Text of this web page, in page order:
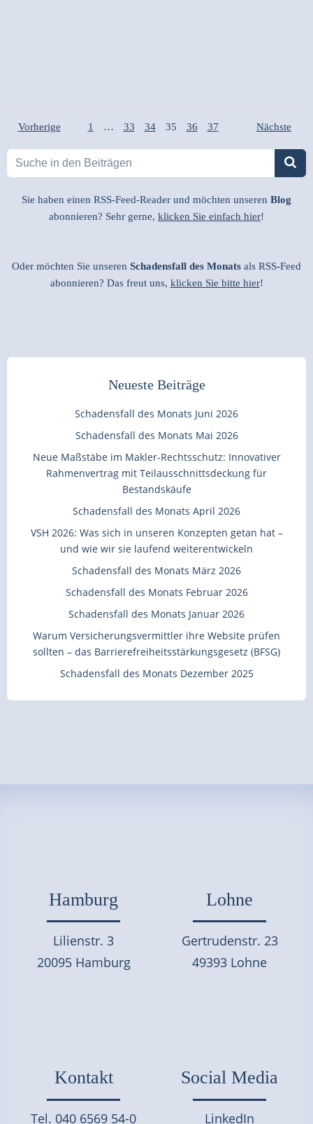
Posts
navigation
Vorherige
Posts
navigation
Page
1 … Page
33 Page
34 Page
35 Page
36 Page
37
Posts
Nächste
Sie haben einen RSS-Feed-Reader und möchten unseren Blog
abonnieren? Sehr gerne, klicken Sie einfach hier!
Oder möchten Sie unseren Schadensfall des Monats als RSS-Feed
abonnieren? Das freut uns, klicken Sie bitte hier!
Neueste Beiträge
Schadensfall des Monats Juni 2026
Schadensfall des Monats Mai 2026
Neue Maßstäbe im Makler-Rechtsschutz: Innovativer
Rahmenvertrag mit Teilausschnittsdeckung für
Bestandskäufe
Schadensfall des Monats April 2026
VSH 2026: Was sich in unseren Konzepten getan hat –
und wie wir sie laufend weiterentwickeln
Schadensfall des Monats März 2026
Schadensfall des Monats Februar 2026
Schadensfall des Monats Januar 2026
Warum Versicherungsvermittler ihre Website prüfen
sollten – das Barrierefreiheitsstärkungsgesetz (BFSG)
Schadensfall des Monats Dezember 2025
Hamburg
Lilienstr. 3
20095 Hamburg
Lohne
Gertrudenstr. 23
49393 Lohne
Kontakt
Tel. 040 6569 54-0
Social Media
LinkedIn